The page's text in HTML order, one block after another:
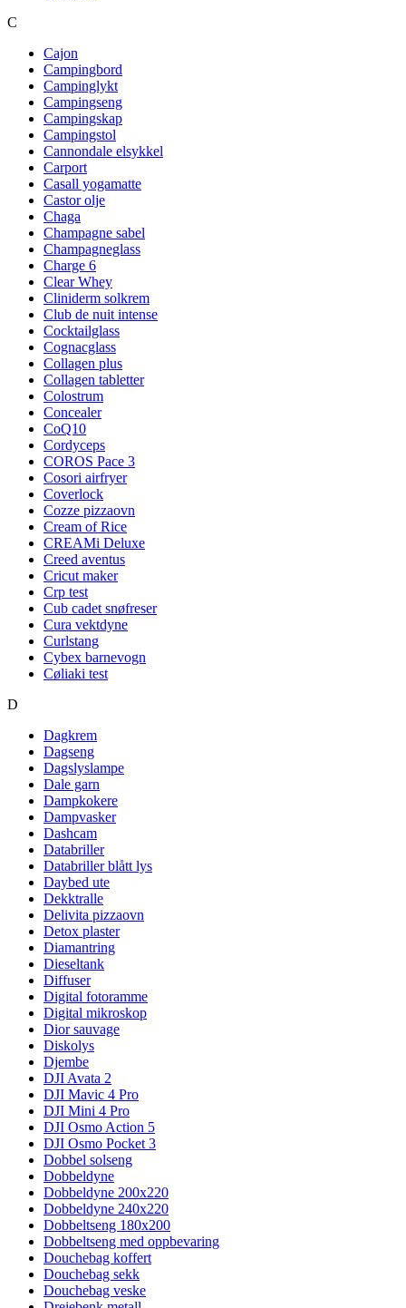
C
Cajon
Campingbord
Campinglykt
Campingseng
Campingskap
Campingstol
Cannondale elsykkel
Carport
Casall yogamatte
Castor olje
Chaga
Champagne sabel
Champagneglass
Charge 6
Clear Whey
Cliniderm solkrem
Club de nuit intense
Cocktailglass
Cognacglass
Collagen plus
Collagen tabletter
Colostrum
Concealer
CoQ10
Cordyceps
COROS Pace 3
Cosori airfryer
Coverlock
Cozze pizzaovn
Cream of Rice
CREAMi Deluxe
Creed aventus
Cricut maker
Crp test
Cub cadet snøfreser
Cura vektdyne
Curlstang
Cybex barnevogn
Cøliaki test
D
Dagkrem
Dagseng
Dagslyslampe
Dale garn
Dampkokere
Dampvasker
Dashcam
Databriller
Databriller blått lys
Daybed ute
Dekktralle
Delivita pizzaovn
Detox plaster
Diamantring
Dieseltank
Diffuser
Digital fotoramme
Digital mikroskop
Dior sauvage
Diskolys
Djembe
DJI Avata 2
DJI Mavic 4 Pro
DJI Mini 4 Pro
DJI Osmo Action 5
DJI Osmo Pocket 3
Dobbel solseng
Dobbeldyne
Dobbeldyne 200x220
Dobbeldyne 240x220
Dobbeltseng 180x200
Dobbeltseng med oppbevaring
Douchebag koffert
Douchebag sekk
Douchebag veske